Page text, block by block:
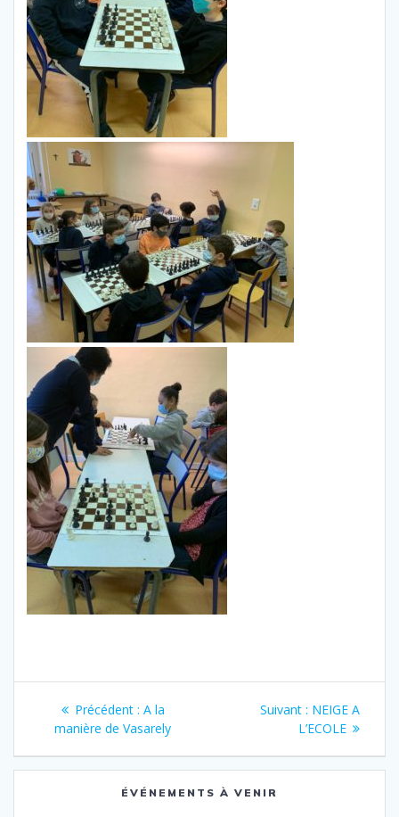
Navigation
l’article
Précédent : Article
précédent
A la
manière de Vasarely
Suivant : Article
suivant
NEIGE A
L’ECOLE
ÉVÉNEMENTS À VENIR